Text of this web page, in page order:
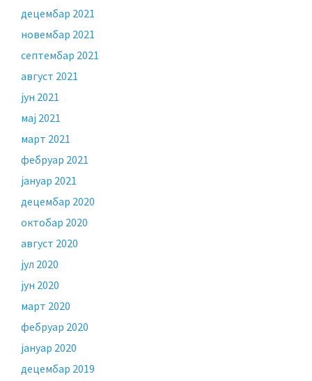
децембар 2021
новембар 2021
септембар 2021
август 2021
јун 2021
мај 2021
март 2021
фебруар 2021
јануар 2021
децембар 2020
октобар 2020
август 2020
јул 2020
јун 2020
март 2020
фебруар 2020
јануар 2020
децембар 2019